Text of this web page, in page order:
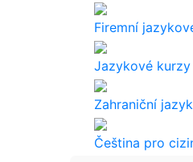
Firemní
Jazykové
Zahraniční
Čeština pro